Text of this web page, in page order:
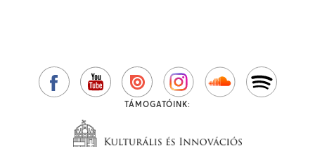
TÁMOGATÓINK: